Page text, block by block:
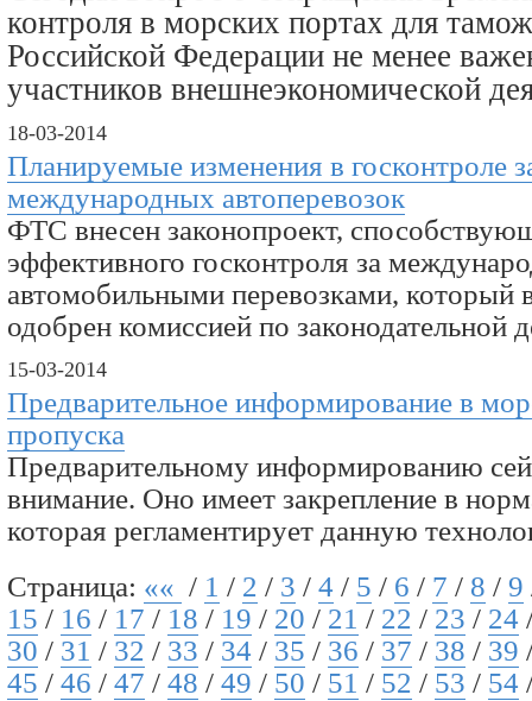
контроля в морских портах для
Российской Федерации не менее
участников внешнеэкономической
18-03-2014
Планируемые изменения в госконтроле
международных автоперевозок
ФТС внесен законопроект,
эффективного госконтроля за
автомобильными перевозками, который
одобрен комиссией по законодательной
15-03-2014
Предварительное информирование в
пропуска
Предварительному информированию
внимание. Оно имеет закрепление в
которая регламентирует данную
Страница: «« / 1 / 2 / 3 / 4 / 5 / 6 / 7 / 8 / 9
15 / 16 / 17 / 18 / 19 / 20 / 21 / 22 / 23 / 24
30 / 31 / 32 / 33 / 34 / 35 / 36 / 37 / 38 / 39
45 / 46 / 47 / 48 / 49 / 50 / 51 / 52 / 53 / 54